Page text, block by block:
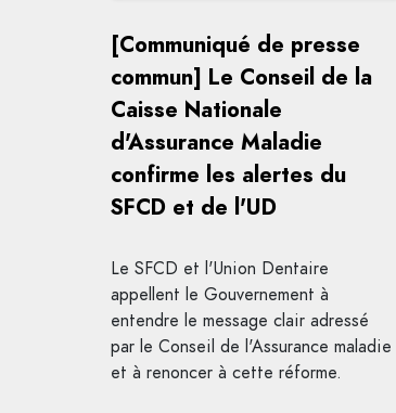
[Communiqué de presse
commun] Le Conseil de la
Caisse Nationale
d'Assurance Maladie
confirme les alertes du
SFCD et de l'UD
Le SFCD et l'Union Dentaire
appellent le Gouvernement à
entendre le message clair adressé
par le Conseil de l'Assurance maladie
et à renoncer à cette réforme.